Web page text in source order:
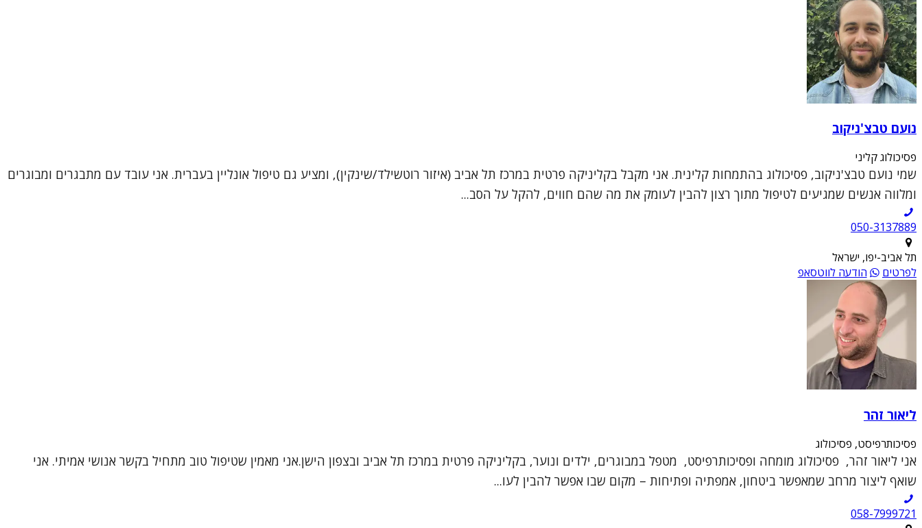
נועם טבצ'ניקוב
פסיכולוג קליני
שמי נועם טבצ'ניקוב, פסיכולוג בהתמחות קלינית. אני מקבל בקליניקה פרטית במרכז תל אביב (איזור רוטשילד/שינקין), ומציע גם טיפול אונליין בעברית. אני עובד עם מתבגרים ומבוגרים
ומלווה אנשים שמגיעים לטיפול מתוך רצון להבין לעומק את מה שהם חווים, להקל על הסב...
050-3137889
תל אביב-יפו, ישראל
לפרטים
הודעה לווטסאפ
ליאור זהר
פסיכותרפיסט, פסיכולוג
אני ליאור זהר, פסיכולוג מומחה ופסיכותרפיסט, מטפל במבוגרים, ילדים ונוער, בקליניקה פרטית במרכז תל אביב ובצפון הישן.אני מאמין שטיפול טוב מתחיל בקשר אנושי אמיתי. אני
שואף ליצור מרחב שמאפשר ביטחון, אמפתיה ופתיחות – מקום שבו אפשר להבין לעו...